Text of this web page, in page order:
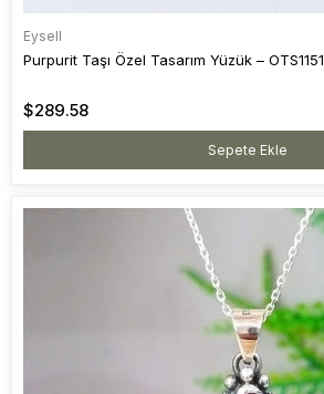
Eysell
Purpurit Taşı Özel Tasarım Yüzük – OTS1151
$289.58
Sepete Ekle